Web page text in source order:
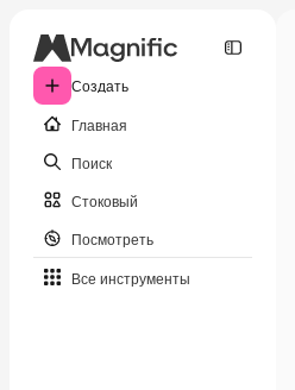
Создать
Главная
Поиск
Стоковый
Посмотреть
Все инструменты